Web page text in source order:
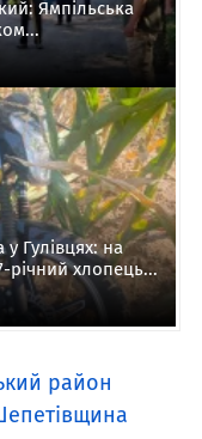
Ямпільська
Гулівцях: на
річний хлопець...
район